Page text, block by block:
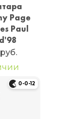
Page
Paul
0-0-12